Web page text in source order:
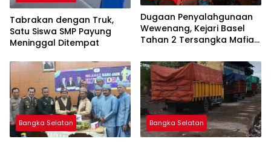
Tabrakan dengan Truk,
Satu Siswa SMP Payung
Meninggal Ditempat
Dugaan Penyalahgunaan
Wewenang, Kejari Basel
Tahan 2 Tersangka Mafia
Bangka Selatan Bangka Selatan